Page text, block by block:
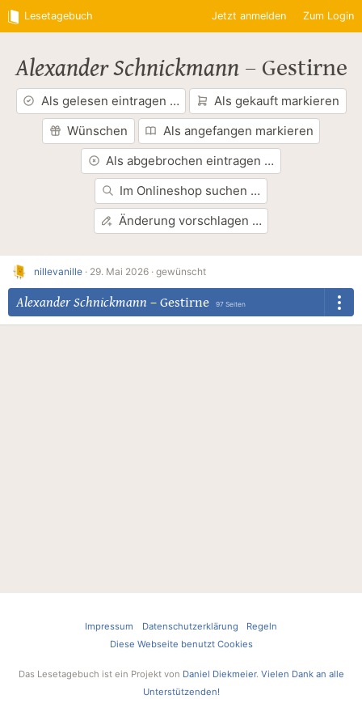
Lesetagebuch Jetzt anmelden Zum Login
Alexander Schnickmann– Gestirne
Als gelesen eintragen …
Als gekauft markieren
Wünschen
Als angefangen markieren
Als abgebrochen eintragen …
Im Onlineshop suchen …
Änderung vorschlagen …
nillevanille · 29. Mai 2026 · gewünscht
Alexander Schnickmann – Gestirne 97 Seiten
Impressum Datenschutzerklärung
Regeln
Diese Webseite benutzt Cookies
Das Lesetagebuch ist ein Projekt von Daniel Diekmeier. Vielen Dank an alle
Unterstützenden!